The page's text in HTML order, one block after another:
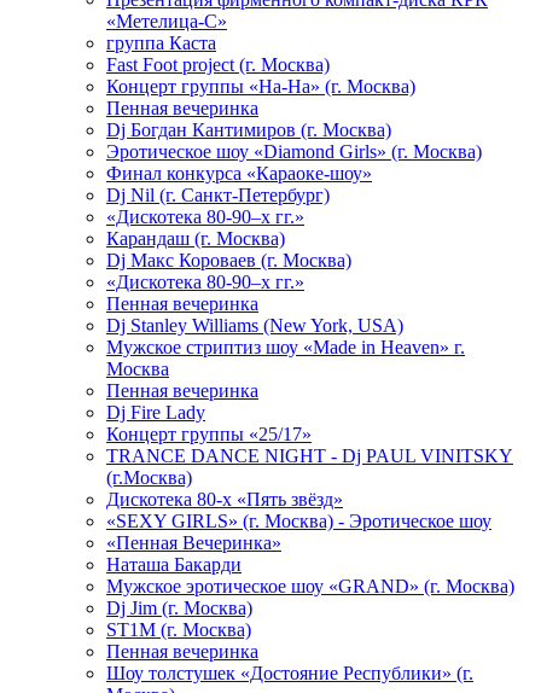
«Метелица-С»
группа Каста
Fast Foot project (г. Москва)
Концерт группы «На-На» (г. Москва)
Пенная вечеринка
Dj Богдан Кантимиров (г. Москва)
Эротическое шоу «Diamond Girls» (г. Москва)
Финал конкурса «Караоке-шоу»
Dj Nil (г. Санкт-Петербург)
«Дискотека 80-90–х гг.»
Карандаш (г. Москва)
Dj Макс Короваев (г. Москва)
«Дискотека 80-90–х гг.»
Пенная вечеринка
Dj Stanley Williams (New York, USA)
Мужское стриптиз шоу «Made in Heaven» г.
Москва
Пенная вечеринка
Dj Fire Lady
Концерт группы «25/17»
TRANCE DANCE NIGHT - Dj PAUL VINITSKY
(г.Москва)
Дискотека 80-х «Пять звёзд»
«SEXY GIRLS» (г. Москва) - Эротическое шоу
«Пенная Вечеринка»
Hаташа Бакарди
Мужское эротическое шоу «GRAND» (г. Москва)
Dj Jim (г. Москва)
ST1M (г. Москва)
Пенная вечеринка
Шоу толстушек «Достояние Республики» (г.